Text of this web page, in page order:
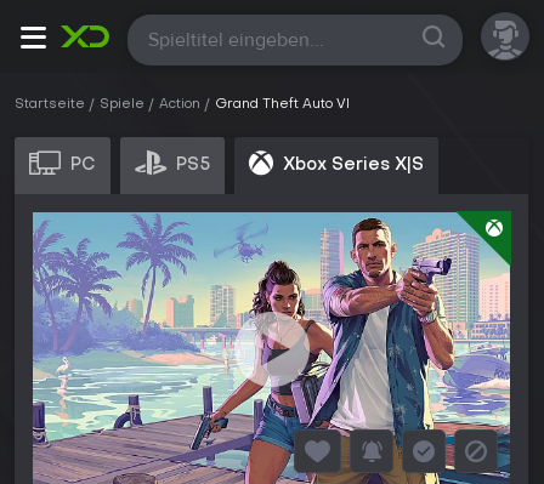
Alle
Startseite Spiele Action Grand Theft Auto VI
PC PS5 Xbox Series X|S